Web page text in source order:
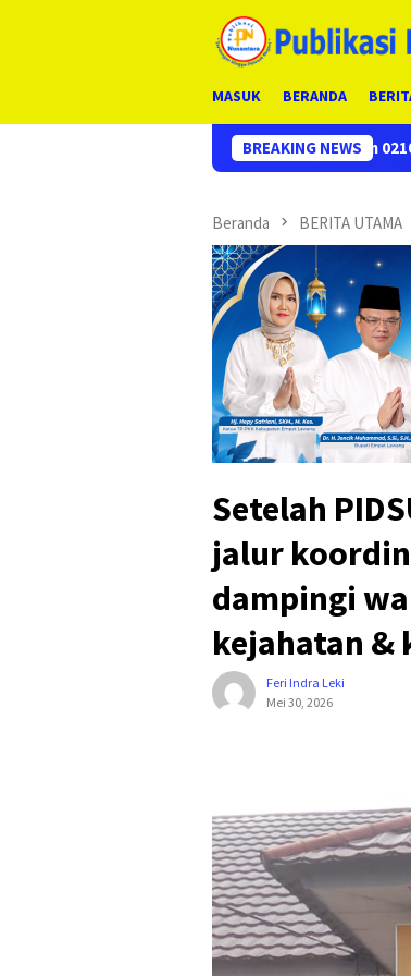
MASUK BERANDA
BREAKING NEWS
Kasdim 0210/TU Pimpin Apel Siaga
Beranda BERITA UTAMA
Setelah
jalur
dampingi
kejahatan &
Feri Indra Leki
Mei 30, 2026